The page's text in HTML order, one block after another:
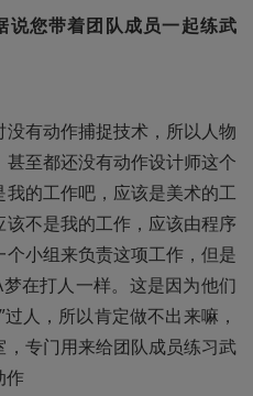
说您带着团队成员一起练武
有动作捕捉技术，所以人物
至都还没有动作设计师这个
的工作吧，应该是美术的工
不是我的工作，应该由程序
小组来负责这项工作，但是
在打人一样。这是因为他们
人，所以肯定做不出来嘛，
专门用来给团队成员练习武
作